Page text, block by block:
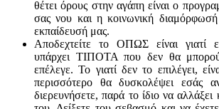
θέτει όρους στην αγάπη είναι ο
σας νου και η κοινωνική
εκπαίδευσή μας.
Αποδεχτείτε το ΟΠΩΣ είναι γιατί
υπάρχει ΤΙΠΟΤΑ που δεν θα
επέλεγε. Το γιατί δεν το επιλέγει,
περισσότερο θα δυσκολέψει εσάς
διερευνήσετε, παρά το ίδιο να